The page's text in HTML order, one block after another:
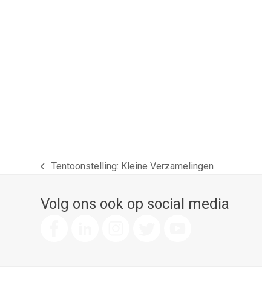
previous
Tentoonstelling: Kleine Verzamelingen
Volg ons ook op social media